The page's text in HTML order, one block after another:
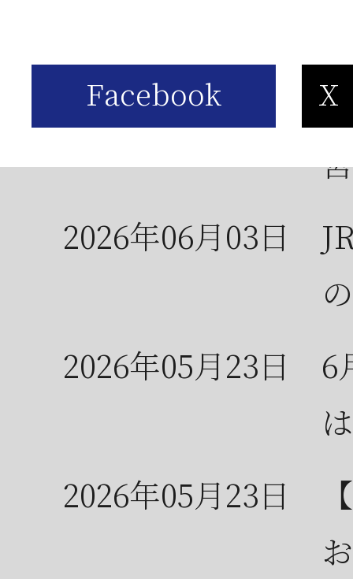
2026年06月05日
2026年06月03日
2026年05月23日
6
2026年05月23日